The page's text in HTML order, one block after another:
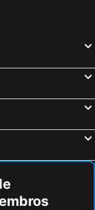
Hotéis